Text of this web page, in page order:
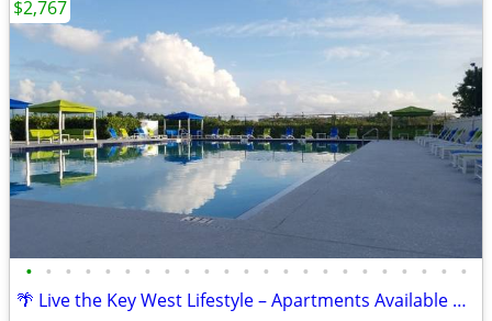
• • • • • • • • • • • • • • • • • • • • • • •
🌴 Live the Key West Lifestyle – Apartments Available Now!
$2,767